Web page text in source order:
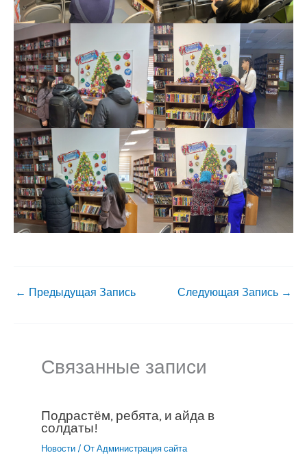
← Предыдущая Запись Следующая Запись →
Связанные записи
Подрастём, ребята, и айда в
солдаты!
Новости / От Администрация сайта